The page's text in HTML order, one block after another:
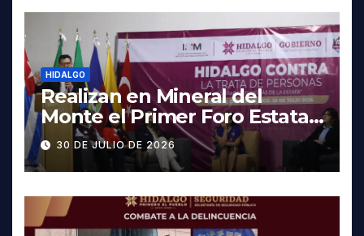
HIDALGO
Realizan en Mineral del
Monte el Primer Foro Estatal
contra la Trata de Personas
30 DE JULIO DE 2026